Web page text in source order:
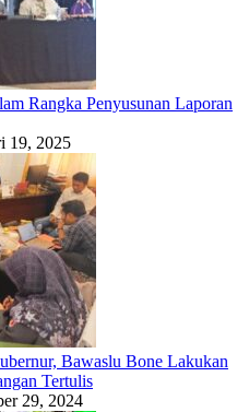
Rangka Penyusunan Laporan
19, 2025
Bawaslu Bone Lakukan
Tertulis
29, 2024